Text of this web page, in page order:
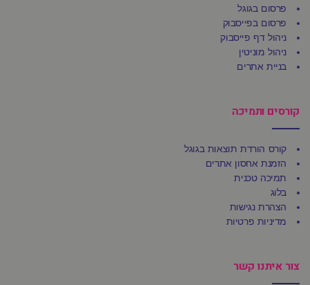
פרסום בגוגל
פרסום בפייסבוק
ניהול דף פייסבוק
ניהול מוניטין
בניית אתרים
קורסים ותמיכה
קורס הורדת תוצאות בגוגל
הזמנת אחסון אתרים
תמיכה טכנית
בלוג
הצהרת נגישות
מדיניות פרטיות
צור איתנו קשר